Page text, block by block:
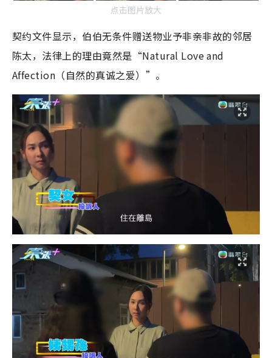
点击图片放大
契约文件显示，伯伯无条件赠送物业予非亲非故的邻居
陈太，法律上的理由竟然是“Natural Love and
Affection（自然的真诚之爱）”。